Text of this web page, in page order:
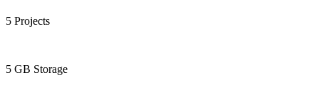
5 Projects
5 GB Storage